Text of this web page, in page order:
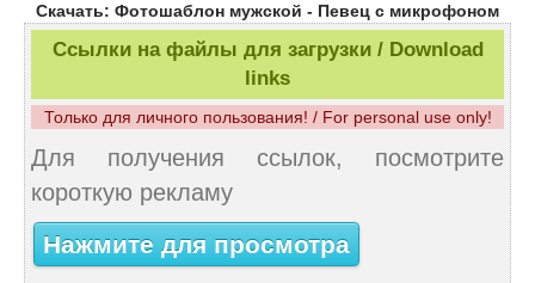
Скачать: Фотошаблон мужской - Певец с микрофоном
Ссылки на файлы для загрузки / Download
links
Только для личного пользования! / For personal use only!
Для получения ссылок, посмотрите
короткую рекламу
Нажмите для просмотра